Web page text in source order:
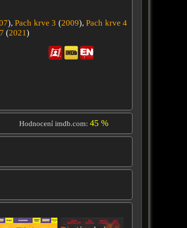
),Pach krve 3 (2009),Pach krve 4
(2021)
Hodnocení imdb.com: 45 %